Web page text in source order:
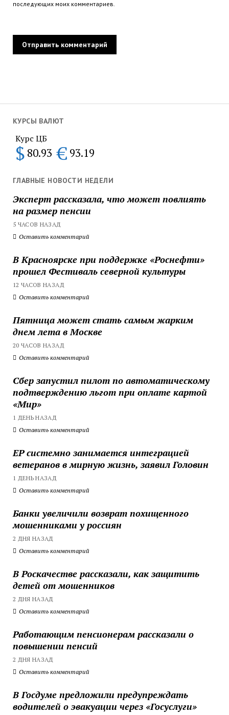
КУРСЫ ВАЛЮТ
Курс ЦБ
$ 80.93 € 93.19
ГЛАВНЫЕ НОВОСТИ НЕДЕЛИ
Эксперт рассказала, что может повлиять
на размер пенсии
5 ЧАСОВ НАЗАД
Оставить комментарий
В Красноярске при поддержке «Роснефти»
прошел Фестиваль северной культуры
12 ЧАСОВ НАЗАД
Оставить комментарий
Пятница может стать самым жарким
днем лета в Москве
20 ЧАСОВ НАЗАД
Оставить комментарий
Сбер запустил пилот по автоматическому
подтверждению льгот при оплате картой
«Мир»
1 ДЕНЬ НАЗАД
Оставить комментарий
ЕР системно занимается интеграцией
ветеранов в мирную жизнь, заявил Головин
1 ДЕНЬ НАЗАД
Оставить комментарий
Банки увеличили возврат похищенного
мошенниками у россиян
2 ДНЯ НАЗАД
Оставить комментарий
В Роскачестве рассказали, как защитить
детей от мошенников
2 ДНЯ НАЗАД
Оставить комментарий
Работающим пенсионерам рассказали о
повышении пенсий
2 ДНЯ НАЗАД
Оставить комментарий
В Госдуме предложили предупреждать
водителей о эвакуации через «Госуслуги»
последующих моих комментариев.